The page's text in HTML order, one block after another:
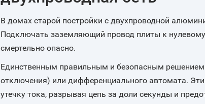
В домах старой постройки с двухпроводной
Подключать заземляющий провод плиты к нулевому
смертельно опасно.
Единственным правильным и безопасным решением
отключения) или дифференциального автомата.
утечку тока, разрывая цепь за доли секунды и